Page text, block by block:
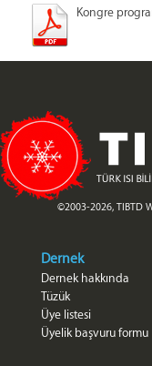
Kongre
©2003-2026, TIBTD
Dernek
Dernek hakkında
Tüzük
Üye listesi
Üyelik başvuru formu